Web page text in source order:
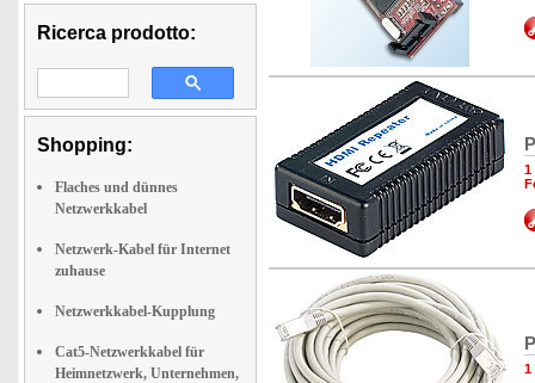
Ricerca prodotto:
Shopping:
Flaches und dünnes
Netzwerkkabel
Netzwerk-Kabel für Internet
zuhause
Netzwerkkabel-Kupplung
Cat5-Netzwerkkabel für
Heimnetzwerk, Unternehmen,
1
1